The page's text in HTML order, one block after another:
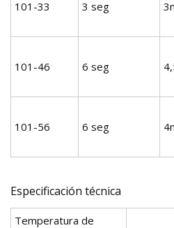
101-33 3 seg
101-46 6 seg
101-56 6 seg
Especificación técnica
Temperatura de